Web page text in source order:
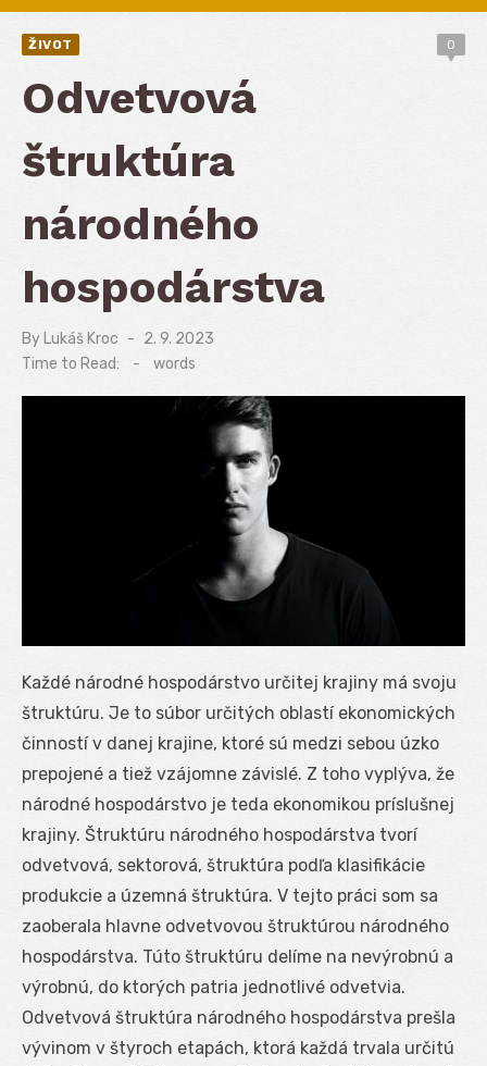
ŽIVOT 0
Odvetvová
štruktúra
národného
hospodárstva
By Lukáš Kroc
Posted
on
2. 9. 2023
Time to Read:
- words
Každé národné hospodárstvo určitej krajiny má svoju
štruktúru. Je to súbor určitých oblastí ekonomických
činností v danej krajine, ktoré sú medzi sebou úzko
prepojené a tiež vzájomne závislé. Z toho vyplýva, že
národné hospodárstvo je teda ekonomikou príslušnej
krajiny. Štruktúru národného hospodárstva tvorí
odvetvová, sektorová, štruktúra podľa klasifikácie
produkcie a územná štruktúra. V tejto práci som sa
zaoberala hlavne odvetvovou štruktúrou národného
hospodárstva. Túto štruktúru delíme na nevýrobnú a
výrobnú, do ktorých patria jednotlivé odvetvia.
Odvetvová štruktúra národného hospodárstva prešla
vývinom v štyroch etapách, ktorá každá trvala určitú